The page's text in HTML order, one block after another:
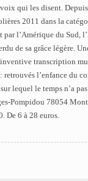
qui les disent.
2011 dans la
l’Amérique du Sud,
de sa grâce légère.
transcription
l’enfance du
lequel le temps n’a
Pompidou 78054
De 6 à 28 euros.